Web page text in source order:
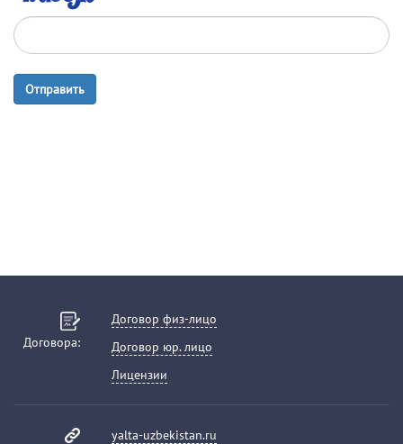
Отправить
Договора:
Договор физ-лицо
Договор юр. лицо
Лицензии
yalta-uzbekistan.ru